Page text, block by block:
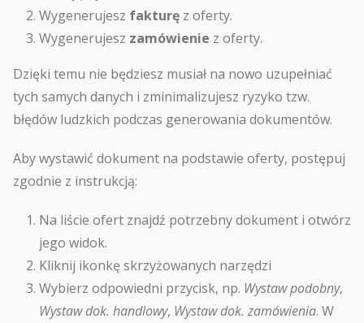
Wygenerujesz fakturę z oferty.
Wygenerujesz zamówienie z oferty.
Dzięki temu nie będziesz musiał na nowo uzupełniać
tych samych danych i zminimalizujesz ryzyko tzw.
błędów ludzkich podczas generowania dokumentów.
Aby wystawić dokument na podstawie oferty, postępuj
zgodnie z instrukcją:
Na liście ofert znajdź potrzebny dokument i otwórz
jego widok.
Kliknij ikonkę skrzyżowanych narzędzi
Wybierz odpowiedni przycisk, np. Wystaw podobny,
Wystaw dok. handlowy, Wystaw dok. zamówienia. W